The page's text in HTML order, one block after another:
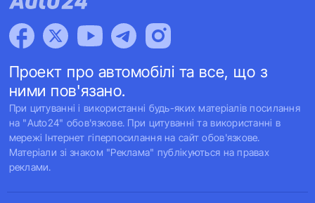
Проект про автомобілі та все, що з
ними пов'язано.
При цитуванні і використанні будь-яких матеріалів посилання
на "Auto24" обов'язкове. При цитуванні та використанні в
мережі Інтернет гіперпосилання на сайт обов'язкове.
Матеріали зі знаком "Реклама" публікуються на правах
реклами.